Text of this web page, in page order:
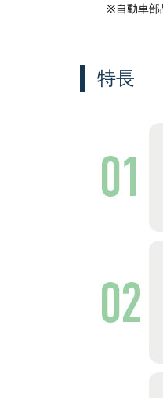
※自動車部
特長